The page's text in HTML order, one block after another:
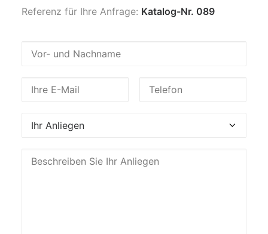
Referenz für Ihre Anfrage: Katalog-Nr. 089